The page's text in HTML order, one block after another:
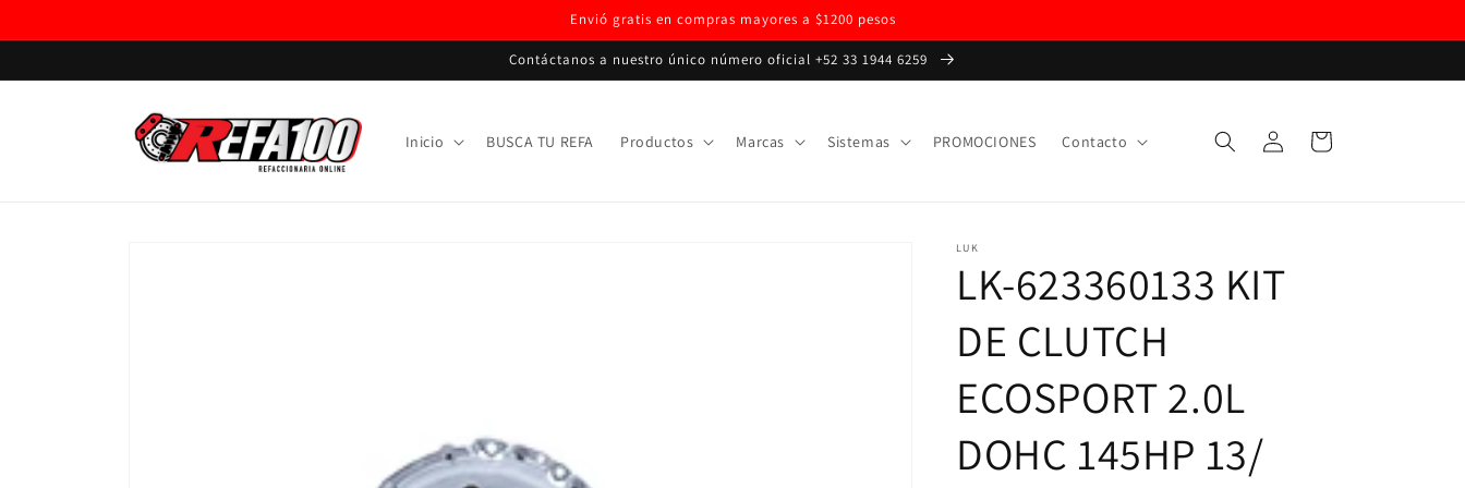
al contenido
Envió gratis en compras mayores a $1200 pesos
Contáctanos a nuestro único número oficial +52 33 1944 6259
Inicio BUSCA TU REFA Productos Marcas Sistemas PROMOCIONES Contacto
Iniciar
sesión
Carrito
LUK
LK-623360133 KIT
DE CLUTCH
ECOSPORT 2.0L
DOHC 145HP 13/